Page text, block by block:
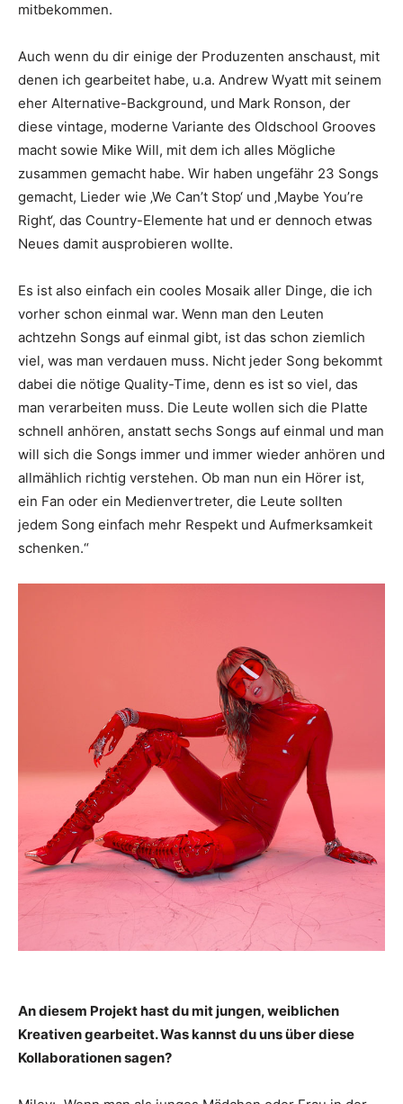
mitbekommen.
Auch wenn du dir einige der Produzenten anschaust, mit
denen ich gearbeitet habe, u.a. Andrew Wyatt mit seinem
eher Alternative-Background, und Mark Ronson, der
diese vintage, moderne Variante des Oldschool Grooves
macht sowie Mike Will, mit dem ich alles Mögliche
zusammen gemacht habe. Wir haben ungefähr 23 Songs
gemacht, Lieder wie ‚We Can’t Stop‘ und ‚Maybe You’re
Right‘, das Country-Elemente hat und er dennoch etwas
Neues damit ausprobieren wollte.
Es ist also einfach ein cooles Mosaik aller Dinge, die ich
vorher schon einmal war. Wenn man den Leuten
achtzehn Songs auf einmal gibt, ist das schon ziemlich
viel, was man verdauen muss. Nicht jeder Song bekommt
dabei die nötige Quality-Time, denn es ist so viel, das
man verarbeiten muss. Die Leute wollen sich die Platte
schnell anhören, anstatt sechs Songs auf einmal und man
will sich die Songs immer und immer wieder anhören und
allmählich richtig verstehen. Ob man nun ein Hörer ist,
ein Fan oder ein Medienvertreter, die Leute sollten
jedem Song einfach mehr Respekt und Aufmerksamkeit
schenken.“
An diesem Projekt hast du mit jungen, weiblichen
Kreativen gearbeitet. Was kannst du uns über diese
Kollaborationen sagen?